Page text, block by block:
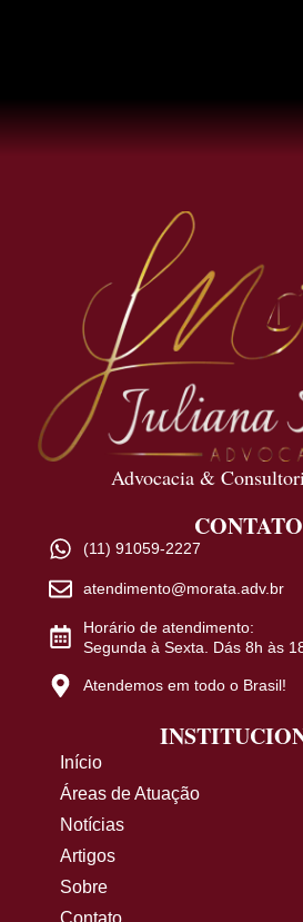
Advocacia &
CONTATO
(11) 91059-2227
atendimento@morata.adv.br
Horário de atendimento:
Segunda à Sexta. Dás 8h às
Atendemos em todo o Brasil!
Início
Áreas de Atuação
Notícias
Artigos
Sobre
Contato